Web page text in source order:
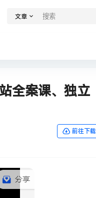
文章
全案课、独立
前往下载